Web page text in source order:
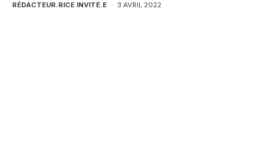
RÉDACTEUR.RICE INVITÉ.E · 3 AVRIL 2022